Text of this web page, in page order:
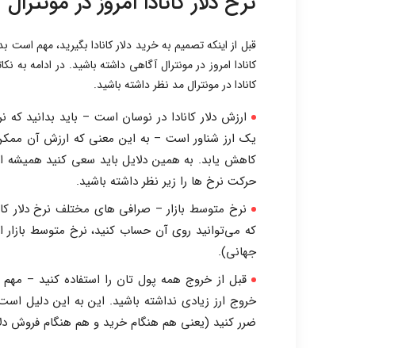
قبل از اینکه تصمیم به خرید دلار کانادا بگیرید، مهم است
کانادا امروز در مونترال آگاهی داشته باشید. در ادامه به
کانادا در مونترال مد نظر داشته باشید.
ارزش دلار کانادا در نوسان است – باید بدانید که
یک ارز شناور است – به این معنی که ارزش آن
کاهش یابد. به همین دلایل باید سعی کنید همیشه از
حرکت نرخ ها را زیر نظر داشته باشید.
نرخ متوسط بازار – صرافی های مختلف نرخ دلار
که می‌توانید روی آن حساب کنید، نرخ متوسط ​​بازار
جهانی).
قبل از خروج همه پول تان را استفاده کنید –
خروج ارز زیادی نداشته باشید. این به این دلیل
ضرر کنید (یعنی هم هنگام خرید و هم هنگام فروش